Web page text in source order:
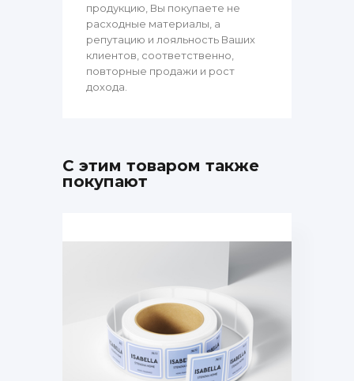
продукцию, Вы покупаете не
расходные материалы, а
репутацию и лояльность Ваших
клиентов, соответственно,
повторные продажи и рост
дохода.
С этим товаром также
покупают